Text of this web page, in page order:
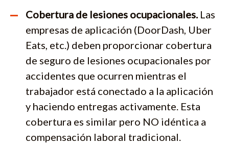
Cobertura de lesiones ocupacionales. Las
empresas de aplicación (DoorDash, Uber
Eats, etc.) deben proporcionar cobertura
de seguro de lesiones ocupacionales por
accidentes que ocurren mientras el
trabajador está conectado a la aplicación
y haciendo entregas activamente. Esta
cobertura es similar pero NO idéntica a
compensación laboral tradicional.